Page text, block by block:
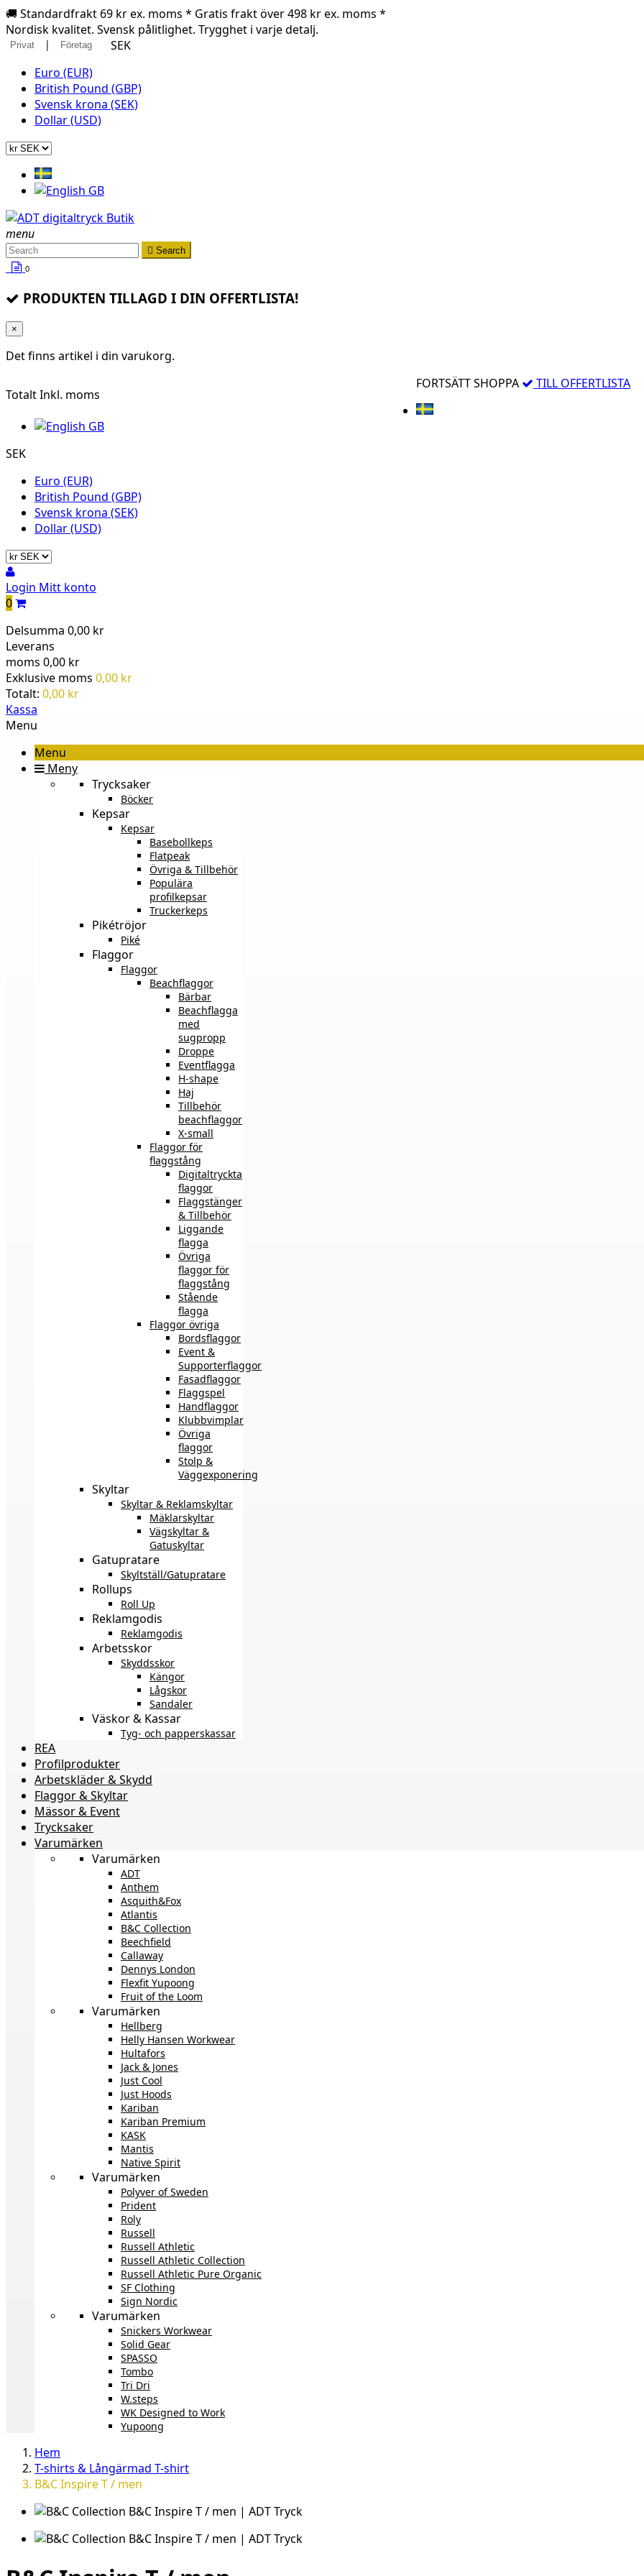
🚚 Standardfrakt 69 kr ex. moms * Gratis frakt över 498 kr ex. moms *
Nordisk kvalitet. Svensk pålitlighet. Trygghet i varje detalj.
Privat | Företag
SEK
Euro (EUR)
British Pound (GBP)
Svensk krona (SEK)
Dollar (USD)
menu
 Search
0
PRODUKTEN TILLAGD I DIN OFFERTLISTA!
×
Det finns artikel i din varukorg.
TotaltInkl. moms
FORTSÄTT SHOPPA TILL OFFERTLISTA
SEK
Euro (EUR)
British Pound (GBP)
Svensk krona (SEK)
Dollar (USD)
Login Mitt konto
0
Delsumma 0,00 kr
Leverans
moms 0,00 kr
Exklusive moms 0,00 kr
Totalt: 0,00 kr
Kassa
Menu
Menu
Meny
Trycksaker
Böcker
Kepsar
Kepsar
Basebollkeps
Flatpeak
Övriga & Tillbehör
Populära
profilkepsar
Truckerkeps
Pikétröjor
Piké
Flaggor
Flaggor
Beachflaggor
Bärbar
Beachflagga
med
sugpropp
Droppe
Eventflagga
H-shape
Haj
Tillbehör
beachflaggor
X-small
Flaggor för
flaggstång
Digitaltryckta
flaggor
Flaggstänger
& Tillbehör
Liggande
flagga
Övriga
flaggor för
flaggstång
Stående
flagga
Flaggor övriga
Bordsflaggor
Event &
Supporterflaggor
Fasadflaggor
Flaggspel
Handflaggor
Klubbvimplar
Övriga
flaggor
Stolp &
Väggexponering
Skyltar
Skyltar & Reklamskyltar
Mäklarskyltar
Vägskyltar &
Gatuskyltar
Gatupratare
Skyltställ/Gatupratare
Rollups
Roll Up
Reklamgodis
Reklamgodis
Arbetsskor
Skyddsskor
Kängor
Lågskor
Sandaler
Väskor & Kassar
Tyg- och papperskassar
REA
Profilprodukter
Arbetskläder & Skydd
Flaggor & Skyltar
Mässor & Event
Trycksaker
Varumärken
Varumärken
ADT
Anthem
Asquith&Fox
Atlantis
B&C Collection
Beechfield
Callaway
Dennys London
Flexfit Yupoong
Fruit of the Loom
Varumärken
Hellberg
Helly Hansen Workwear
Hultafors
Jack & Jones
Just Cool
Just Hoods
Kariban
Kariban Premium
KASK
Mantis
Native Spirit
Varumärken
Polyver of Sweden
Prident
Roly
Russell
Russell Athletic
Russell Athletic Collection
Russell Athletic Pure Organic
SF Clothing
Sign Nordic
Varumärken
Snickers Workwear
Solid Gear
SPASSO
Tombo
Tri Dri
W.steps
WK Designed to Work
Yupoong
Hem
T-shirts & Långärmad T-shirt
B&C Inspire T / men